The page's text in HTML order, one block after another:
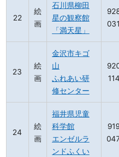
絵
画
石川県柳田
星の観察館
「満天星」
絵
画
金沢市キゴ
山
ふれあい研
修センター
絵
画
福井県児童
科学館
エンゼルラ
ンドふくい